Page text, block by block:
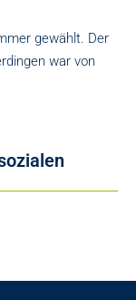
gewählt. Der
war von